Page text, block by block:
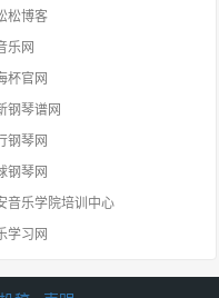
松博客
乐网
杯官网
钢琴谱网
钢琴网
钢琴网
音乐学院培训中心
学习网